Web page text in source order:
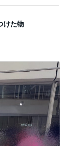
けた物